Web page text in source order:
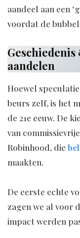
aandeel aan een
voordat de
aandelen
Hoewel
beurs zelf, is het
de 21e eeuw. De
van
Robinhood, die
maakten.
De eerste echte
zagen we al voor
impact werden